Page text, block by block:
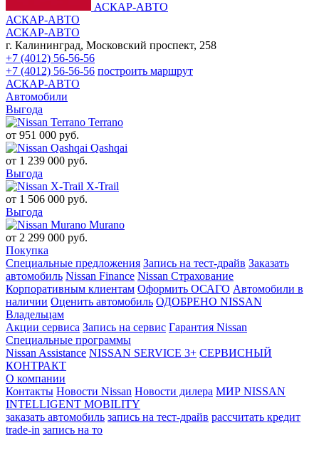
АСКАР-АВТО
АСКАР-АВТО
АСКАР-АВТО
г. Калининград, Московский проспект, 258
+7 (4012) 56-56-56
+7 (4012) 56-56-56 построить маршрут
АСКАР-АВТО
Автомобили
Выгода
Terrano
от 951 000 руб.
Qashqai
от 1 239 000 руб.
Выгода
X-Trail
от 1 506 000 руб.
Выгода
Murano
от 2 299 000 руб.
Покупка
Специальные предложения Запись на тест-драйв Заказать
автомобиль Nissan Finance Nissan Страхование
Корпоративным клиентам Оформить ОСАГО Автомобили в
наличии Оценить автомобиль ОДОБРЕНО NISSAN
Владельцам
Акции сервиса Запись на сервис Гарантия Nissan
Специальные программы
Nissan Assistance NISSAN SERVICE 3+ СЕРВИСНЫЙ
КОНТРАКТ
О компании
Контакты Новости Nissan Новости дилера МИР NISSAN
INTELLIGENT MOBILITY
заказать автомобиль запись на тест-драйв рассчитать кредит
trade-in запись на то